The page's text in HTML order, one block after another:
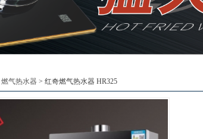
燃气热水器 > 红奇燃气热水器 HR325